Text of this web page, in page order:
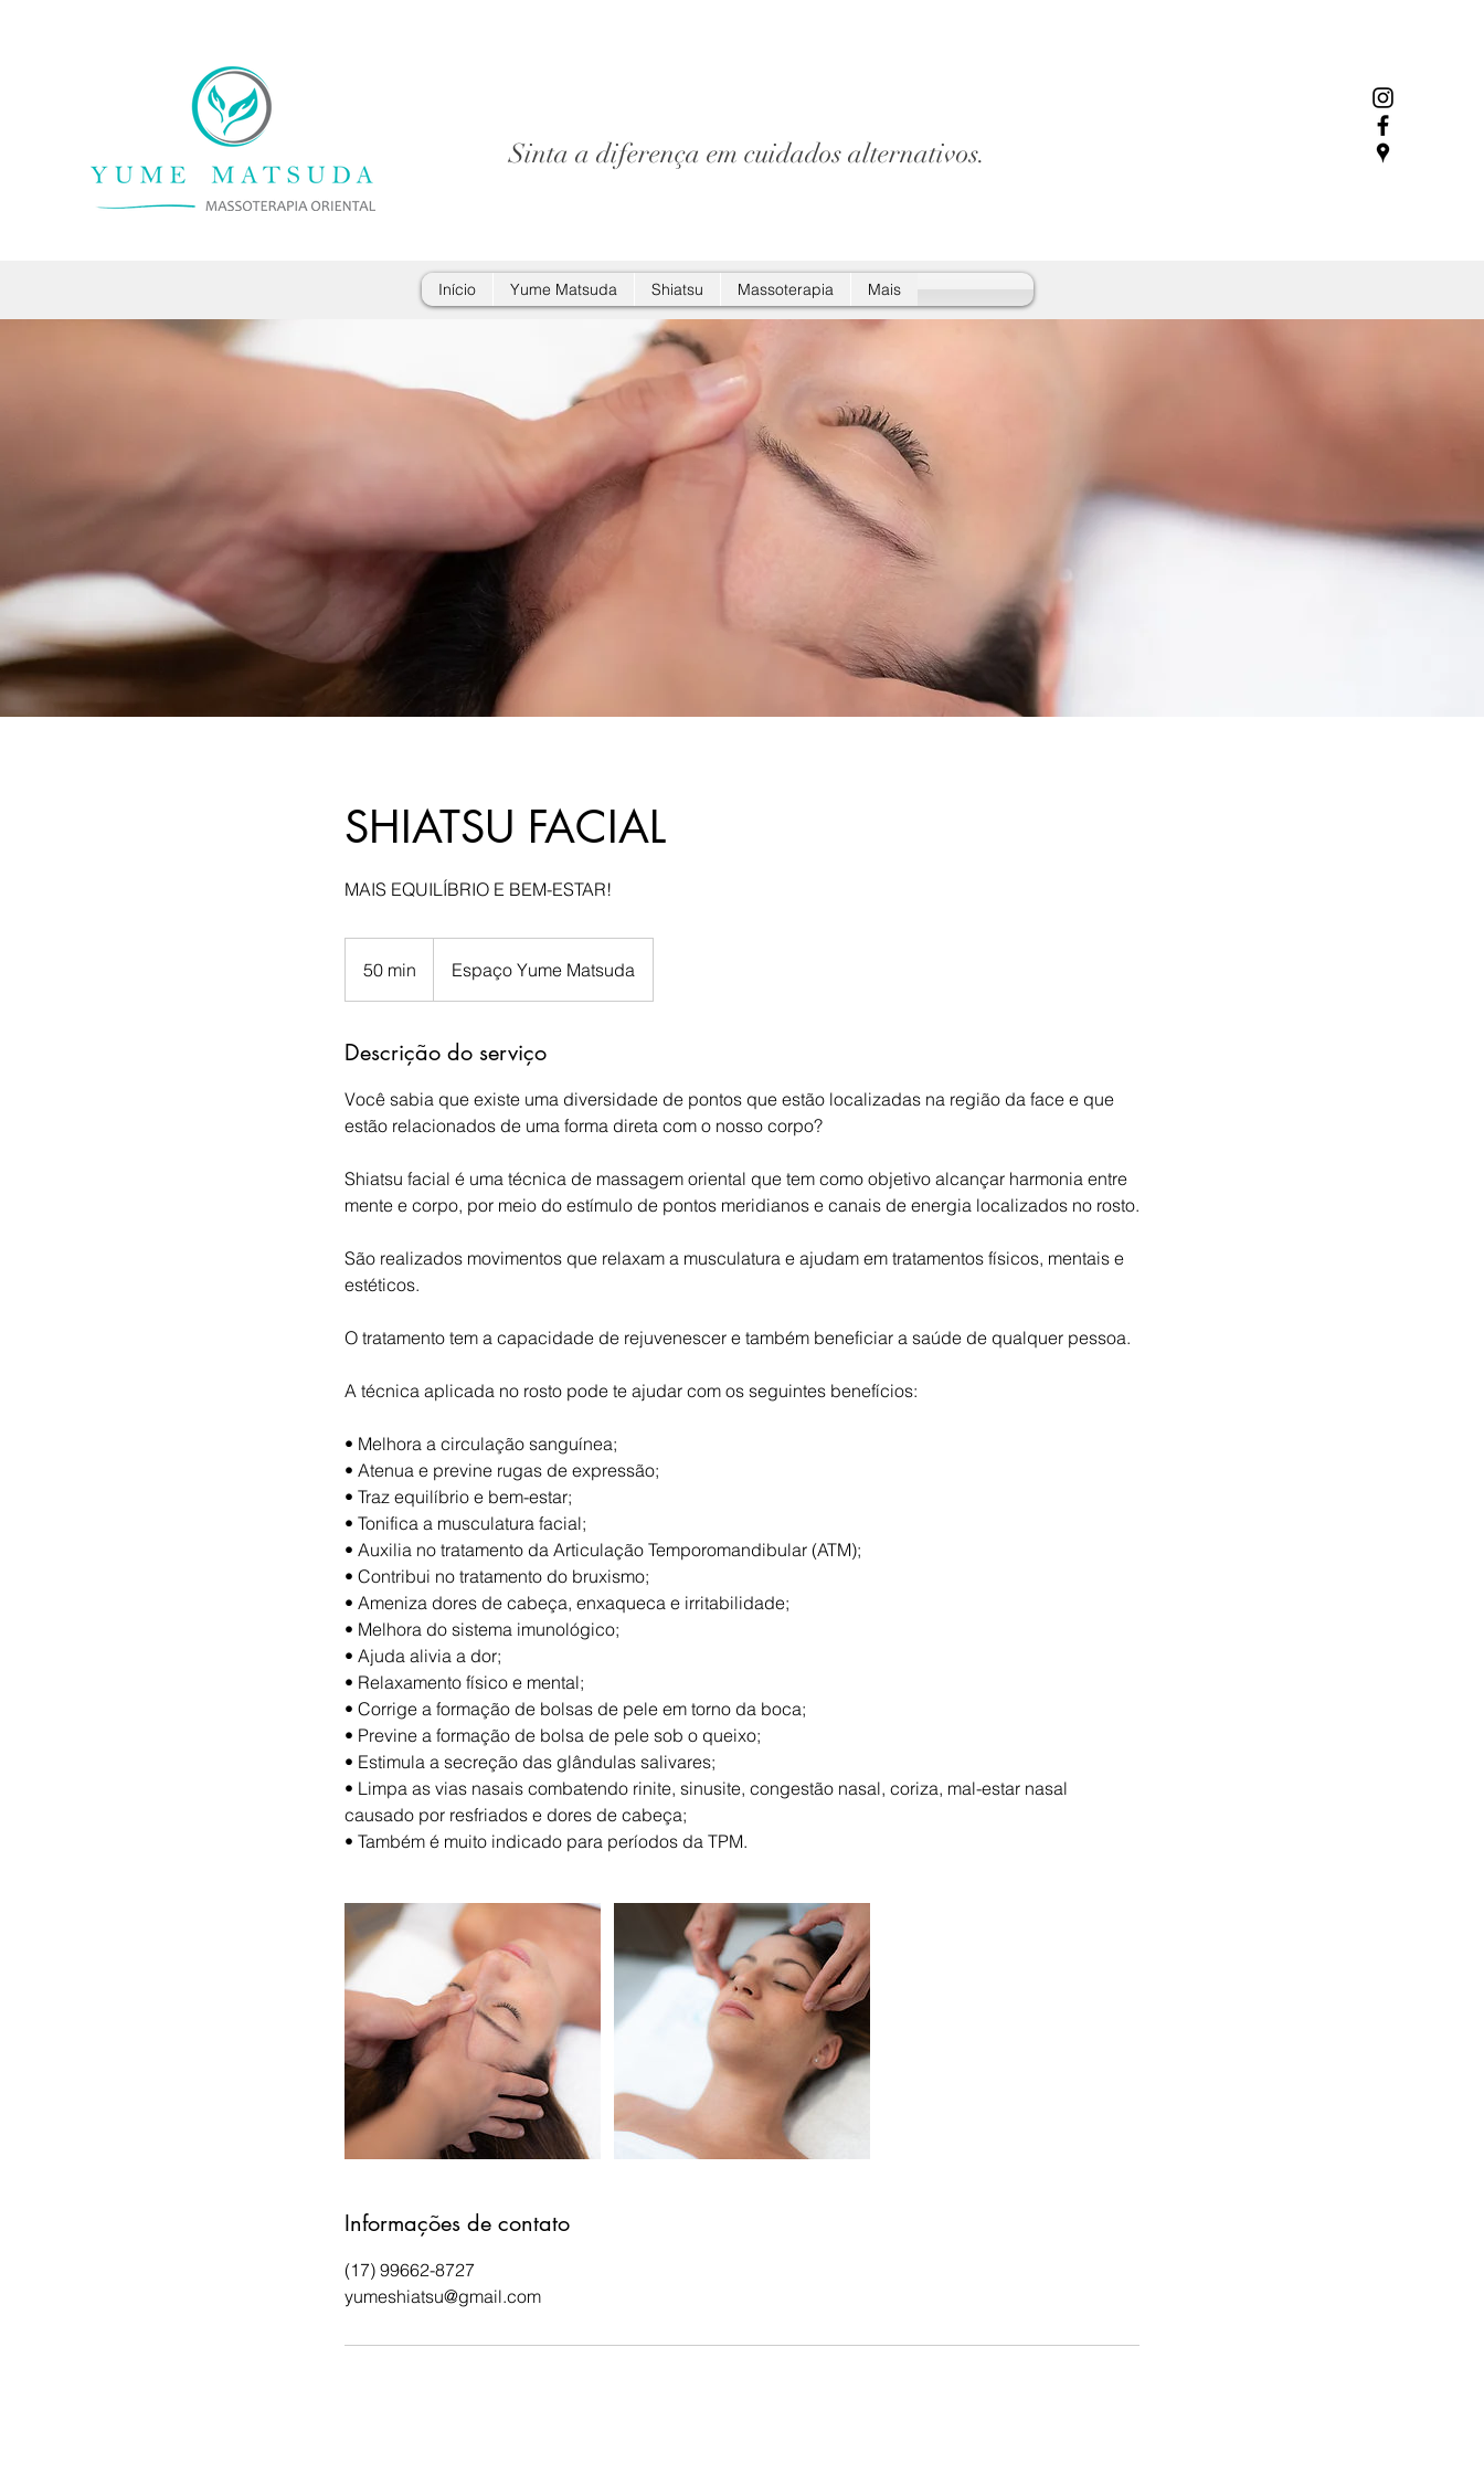
Sinta a diferença em cuidados alternativos.
Início Yume Matsuda Shiatsu Massoterapia Mais
SHIATSU FACIAL
MAIS EQUILÍBRIO E BEM-ESTAR!
50 min
0
i
Espaço Yume Matsuda
Descrição do serviço
Você sabia que existe uma diversidade de pontos que estão localizadas na região da face e que
estão relacionados de uma forma direta com o nosso corpo?
Shiatsu facial é uma técnica de massagem oriental que tem como objetivo alcançar harmonia entre
mente e corpo, por meio do estímulo de pontos meridianos e canais de energia localizados no rosto.
São realizados movimentos que relaxam a musculatura e ajudam em tratamentos físicos, mentais e
estéticos.
O tratamento tem a capacidade de rejuvenescer e também beneficiar a saúde de qualquer pessoa.
A técnica aplicada no rosto pode te ajudar com os seguintes benefícios:
• Melhora a circulação sanguínea;
• Atenua e previne rugas de expressão;
• Traz equilíbrio e bem-estar;
• Tonifica a musculatura facial;
• Auxilia no tratamento da Articulação Temporomandibular (ATM);
• Contribui no tratamento do bruxismo;
• Ameniza dores de cabeça, enxaqueca e irritabilidade;
• Melhora do sistema imunológico;
• Ajuda alivia a dor;
• Relaxamento físico e mental;
• Corrige a formação de bolsas de pele em torno da boca;
• Previne a formação de bolsa de pele sob o queixo;
• Estimula a secreção das glândulas salivares;
• Limpa as vias nasais combatendo rinite, sinusite, congestão nasal, coriza, mal-estar nasal
causado por resfriados e dores de cabeça;
• Também é muito indicado para períodos da TPM.
Informações de contato
(17) 99662-8727
yumeshiatsu@gmail.com